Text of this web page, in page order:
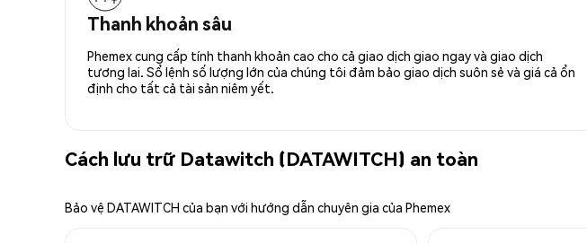
Thanh khoản sâu
Phemex cung cấp tính thanh khoản cao cho cả giao dịch giao ngay và giao dịch
tương lai. Sổ lệnh số lượng lớn của chúng tôi đảm bảo giao dịch suôn sẻ và giá cả ổn
định cho tất cả tài sản niêm yết.
Cách lưu trữ Datawitch (DATAWITCH) an toàn
Bảo vệ DATAWITCH của bạn với hướng dẫn chuyên gia của Phemex